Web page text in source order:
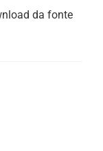
da fonte